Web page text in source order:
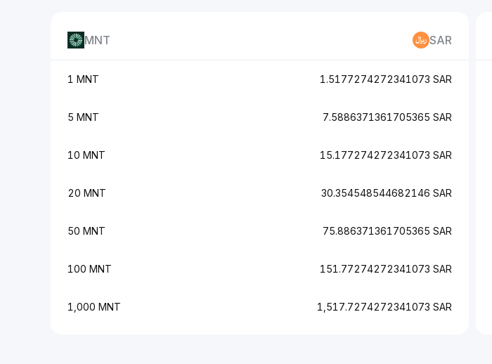
MNT SAR
1 MNT 1.5177274272341073 SAR
5 MNT 7.5886371361705365 SAR
10 MNT 15.177274272341073 SAR
20 MNT 30.354548544682146 SAR
50 MNT 75.886371361705365 SAR
100 MNT 151.77274272341073 SAR
1,000 MNT 1,517.7274272341073 SAR